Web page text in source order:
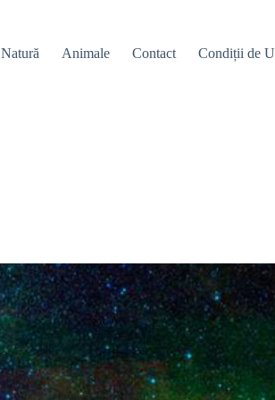
Natură Animale Contact Condiții de